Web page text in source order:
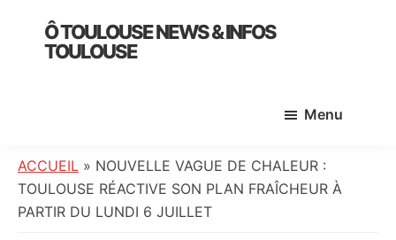
primary
Ô TOULOUSE NEWS & INFOS
TOULOUSE
:
info
locale,
Menu
ACCUEIL » NOUVELLE VAGUE DE CHALEUR :
TOULOUSE RÉACTIVE SON PLAN FRAÎCHEUR À
PARTIR DU LUNDI 6 JUILLET